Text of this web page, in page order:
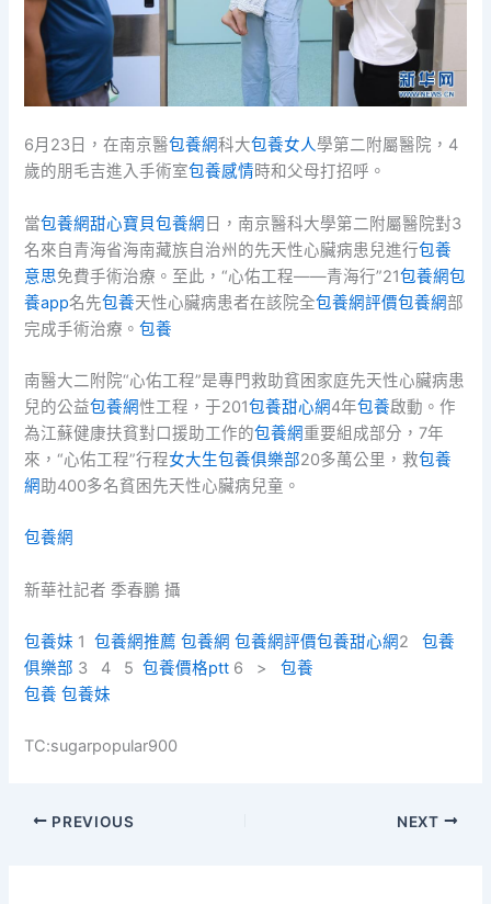
6月23日，在南京醫包養網科大包養女人學第二附屬醫院，4
歲的朋毛吉進入手術室包養感情時和父母打招呼。
當包養網甜心寶貝包養網 日，南京醫科大學第二附屬醫院對3
名來自青海省海南藏族自治州的先天性心臟病患兒進行包養
意思免費手術治療。至此，“心佑工程——青海行”21包養網包
養app名先包養天性心臟病患者在該院全包養網評價包養網部
完成手術治療。包養
南醫大二附院“心佑工程”是專門救助貧困家庭先天性心臟病患
兒的公益包養網性工程，于201包養甜心網4年包養啟動。作
為江蘇健康扶貧對口援助工作的包養網重要組成部分，7年
來，“心佑工程”行程女大生包養俱樂部20多萬公里，救包養
網助400多名貧困先天性心臟病兒童。
包養網
新華社記者 季春鵬 攝
包養妹 1包養網推薦 包養網 包養網評價包養甜心網2包養
俱樂部 3 4 5包養價格ptt 6 >包養
包養 包養妹
TC:sugarpopular900
PREVIOUS NEXT